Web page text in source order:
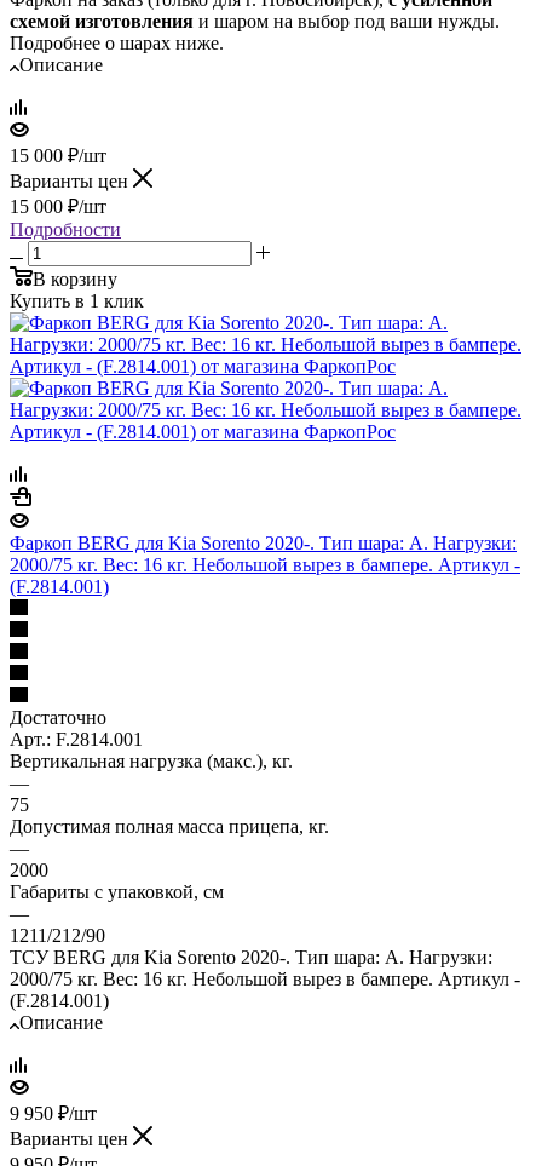
схемой изготовления и шаром на выбор под ваши нужды.
Подробнее о шарах ниже.
Описание
15 000 ₽/шт
Варианты цен
15 000 ₽/шт
Подробности
В корзину
Купить в 1 клик
Фаркоп BERG для Kia Sorento 2020-. Тип шара: A. Нагрузки:
2000/75 кг. Вес: 16 кг. Небольшой вырез в бампере. Артикул -
(F.2814.001)
Достаточно
Арт.: F.2814.001
Вертикальная нагрузка (макс.), кг.
—
75
Допустимая полная масса прицепа, кг.
—
2000
Габариты с упаковкой, см
—
1211/212/90
ТСУ BERG для Kia Sorento 2020-. Тип шара: A. Нагрузки:
2000/75 кг. Вес: 16 кг. Небольшой вырез в бампере. Артикул -
(F.2814.001)
Описание
9 950 ₽/шт
Варианты цен